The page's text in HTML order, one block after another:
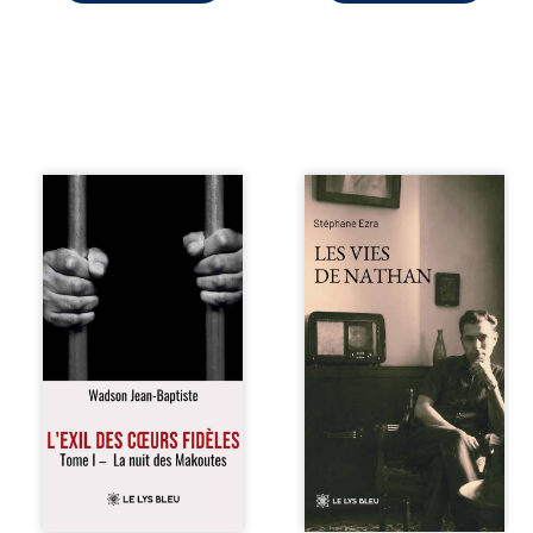
« Une nuit suffit
parfois pour briser
une famille… mais
certaines fidélités
traversent les
années. » Haïti,
sous la dictature
des Duvalier. La
peur s’étend
jusque dans les
villages les plus
reculés. À Bainet,
Jean-Joël Joli
mène une
avec sa famille.
Les vies de
Nathan est un
né en trois jours,
au printemps
2026. Pour la
première fois,
Stéphane Ezra,
médium, a pu
communiquer
avec son père,
disparu depuis
plus de vingt ans
et qu’il n’a jamais
connu. De ce
dialogue par-delà
la mort naissent